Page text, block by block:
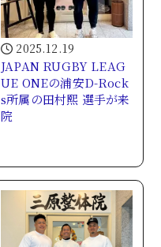
2025.12.19
JAPAN RUGBY LEAG
UE ONEの浦安D-Rock
s所属の田村熙 選手が来
院